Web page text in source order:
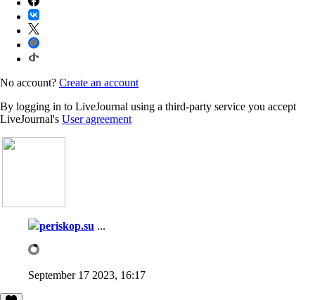
No account? Create an account
By logging in to LiveJournal using a third-party service you accept
LiveJournal's User agreement
periskop.su ...
September 17 2023, 16:17